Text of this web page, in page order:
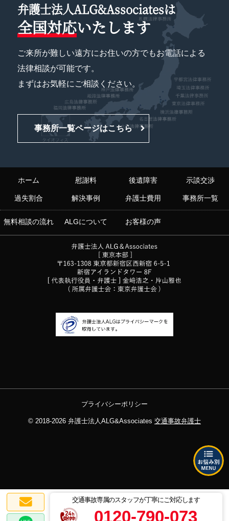
交通事故専属のスタッフが丁寧にご対応します
0120-790-073
弁護士法人ALG&Associatesは
全国対応いたします
ご来所が難しい遠方にお住いの方でもお電話による
法律相談が可能です。
まずはお気軽にご相談ください。
事務所一覧ページはこちら
ホーム 慰謝料 後遺障害 示談交渉
過失割合 解決事例 弁護士費用 事務所一覧
無料相談の流れ ALGについて お客様の声
プライバシーポリシー
© 2018-2026 弁護士法人ALG&Associates 交通事故弁護士